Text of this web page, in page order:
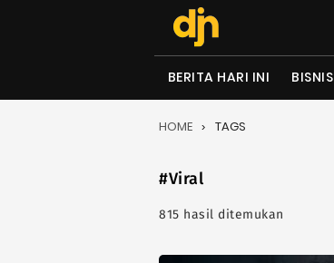
BERITA HARI INI BISNIS
HOME TAGS
#Viral
815 hasil ditemukan